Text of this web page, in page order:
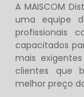
A MAISCOM
uma equipe
profissionais
capacitados
mais
clientes que
melhor preço